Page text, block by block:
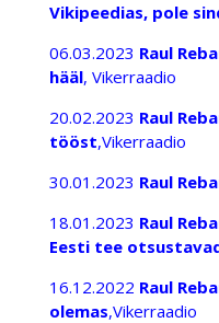
Vikipeedias, pole
06.03.2023 Raul
hääl, Vikerraadio
20.02.2023 Raul
tööst,Vikerraadio
30.01.2023 Raul
18.01.2023 Raul
Eesti tee
16.12.2022 Raul
olemas,Vikerraadio